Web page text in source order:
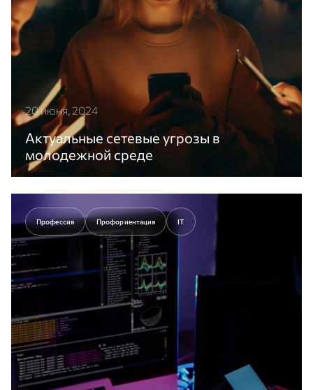
20 июня, 2024
Актуальные сетевые угрозы в
молодежной среде
Распространение IT в жизни молодежи оказывает
социализацию молодых людей.
Перейти к статье
Профессия Профориентация IT